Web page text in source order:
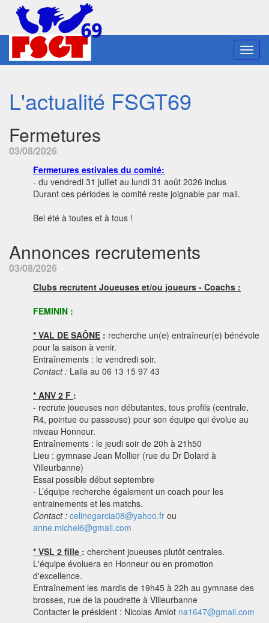
L'actualité FSGT69
Fermetures
03/08/2026
Fermetures estivales du comité:
- du vendredi 31 juillet au lundi 31 août 2026 inclus
Durant ces périodes le comité reste joignable par mail.
Bel été à toutes et à tous !
Annonces recrutements
03/08/2026
Clubs recrutent Joueuses et/ou joueurs - Coachs :
FEMININ :
* VAL DE SAÔNE : recherche un(e) entraîneur(e) bénévole
pour la saison à venir.
Entraînements : le vendredi soir.
Contact : Laila au 06 13 15 97 43
* ANV 2 F :
- recrute joueuses non débutantes, tous profils (centrale,
R4, pointue ou passeuse) pour son équipe qui évolue au
niveau Honneur.
Entraînements : le jeudi soir de 20h à 21h50
Lieu : gymnase Jean Mollier (rue du Dr Dolard à
Villeurbanne)
Essai possible début septembre
- L’équipe recherche également un coach pour les
entrainements et les matchs.
Contact : celinegarcia08@yahoo.fr ou
anne.michel6@gmail.com
* VSL 2 fille : cherchent joueuses plutôt centrales.
L'équipe évoluera en Honneur ou en promotion
d'excellence.
Entraînement les mardis de 19h45 à 22h au gymnase des
brosses, rue de la poudrette à Villeurbanne
Contacter le président : Nicolas Amiot na1647@gmail.com